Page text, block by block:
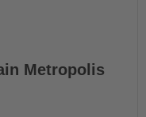
Metropolis